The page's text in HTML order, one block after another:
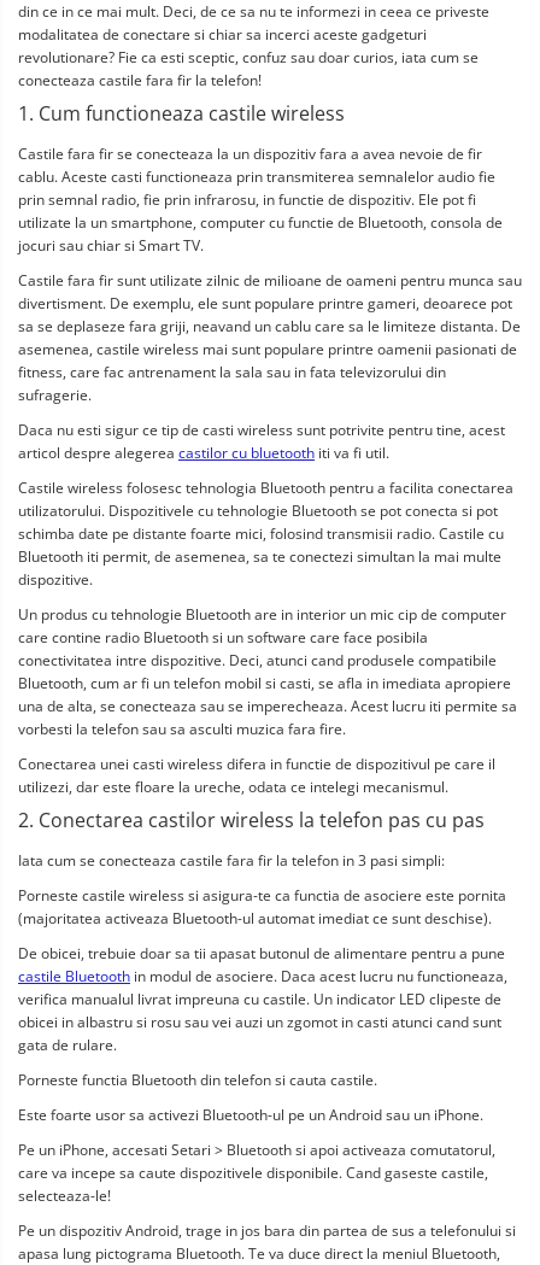
din ce in ce mai mult. Deci, de ce sa nu te informezi in ceea ce priveste
modalitatea de conectare si chiar sa incerci aceste gadgeturi
revolutionare? Fie ca esti sceptic, confuz sau doar curios, iata cum se
conecteaza castile fara fir la telefon!
1. Cum functioneaza castile wireless
Castile fara fir se conecteaza la un dispozitiv fara a avea nevoie de fir
cablu. Aceste casti functioneaza prin transmiterea semnalelor audio fie
prin semnal radio, fie prin infrarosu, in functie de dispozitiv. Ele pot fi
utilizate la un smartphone, computer cu functie de Bluetooth, consola de
jocuri sau chiar si Smart TV.
Castile fara fir sunt utilizate zilnic de milioane de oameni pentru munca sau
divertisment. De exemplu, ele sunt populare printre gameri, deoarece pot
sa se deplaseze fara griji, neavand un cablu care sa le limiteze distanta. De
asemenea, castile wireless mai sunt populare printre oamenii pasionati de
fitness, care fac antrenament la sala sau in fata televizorului din
sufragerie.
Daca nu esti sigur ce tip de casti wireless sunt potrivite pentru tine, acest
articol despre alegerea castilor cu bluetooth iti va fi util.
Castile wireless folosesc tehnologia Bluetooth pentru a facilita conectarea
utilizatorului. Dispozitivele cu tehnologie Bluetooth se pot conecta si pot
schimba date pe distante foarte mici, folosind transmisii radio. Castile cu
Bluetooth iti permit, de asemenea, sa te conectezi simultan la mai multe
dispozitive.
Un produs cu tehnologie Bluetooth are in interior un mic cip de computer
care contine radio Bluetooth si un software care face posibila
conectivitatea intre dispozitive. Deci, atunci cand produsele compatibile
Bluetooth, cum ar fi un telefon mobil si casti, se afla in imediata apropiere
una de alta, se conecteaza sau se imperecheaza. Acest lucru iti permite sa
vorbesti la telefon sau sa asculti muzica fara fire.
Conectarea unei casti wireless difera in functie de dispozitivul pe care il
utilizezi, dar este floare la ureche, odata ce intelegi mecanismul.
2. Conectarea castilor wireless la telefon pas cu pas
Iata cum se conecteaza castile fara fir la telefon in 3 pasi simpli:
Porneste castile wireless si asigura-te ca functia de asociere este pornita
(majoritatea activeaza Bluetooth-ul automat imediat ce sunt deschise).
castile Bluetooth in modul de asociere. Daca acest lucru nu functioneaza,
verifica manualul livrat impreuna cu castile. Un indicator LED clipeste de
obicei in albastru si rosu sau vei auzi un zgomot in casti atunci cand sunt
gata de rulare.
Porneste functia Bluetooth din telefon si cauta castile.
Este foarte usor sa activezi Bluetooth-ul pe un Android sau un iPhone.
Pe un iPhone, accesati Setari > Bluetooth si apoi activeaza comutatorul,
care va incepe sa caute dispozitivele disponibile. Cand gaseste castile,
selecteaza-le!
Pe un dispozitiv Android, trage in jos bara din partea de sus a telefonului si
apasa lung pictograma Bluetooth. Te va duce direct la meniul Bluetooth,